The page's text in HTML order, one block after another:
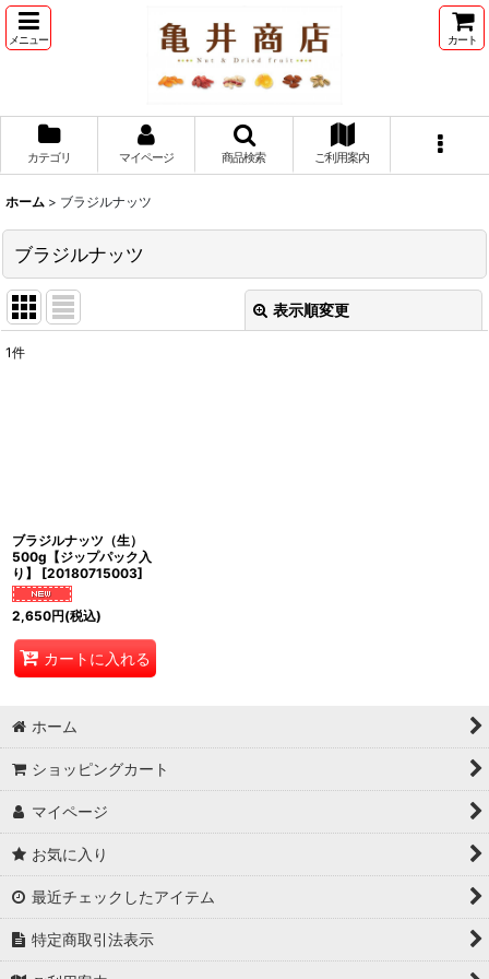
メニュー カート
カテゴリ マイページ 商品検索 ご利用案内
ホーム > ブラジルナッツ
ブラジルナッツ
表示順変更
1件
ブラジルナッツ（生）
500g【ジップパック入
り】
[20180715003]
2,650円(税込)
カートに入れる
ホーム
ショッピングカート
マイページ
お気に入り
最近チェックしたアイテム
特定商取引法表示